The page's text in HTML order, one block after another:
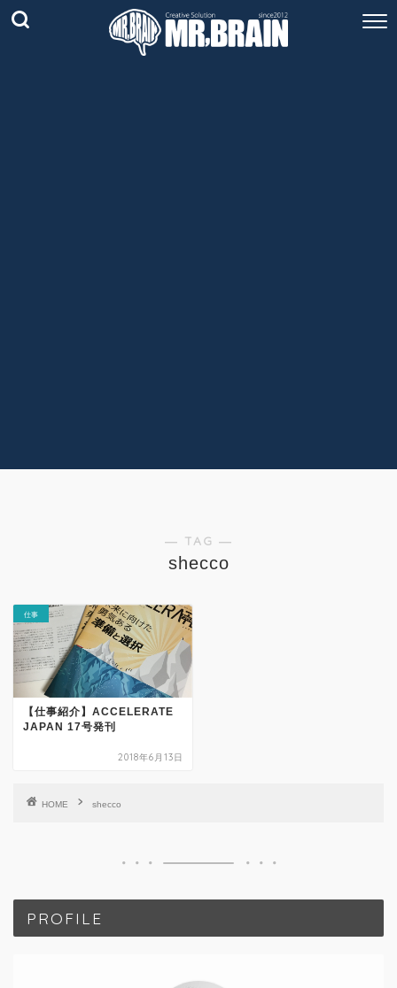
― TAG ―
shecco
仕事
【仕事紹介】ACCELERATE
JAPAN 17号発刊
2018年6月13日
HOME shecco
PROFILE